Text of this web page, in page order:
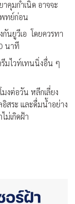
คุมกำเนิด อาจจะ
พทย์ก่อน
นยูวีเอ โดยควรทา
นาที
มไวท์เทนนิ่งอื่น ๆ
งต่อวัน หลีกเลี่ยง
สระ และดื่มน้ำอย่าง
ม่เกิดฝ้า